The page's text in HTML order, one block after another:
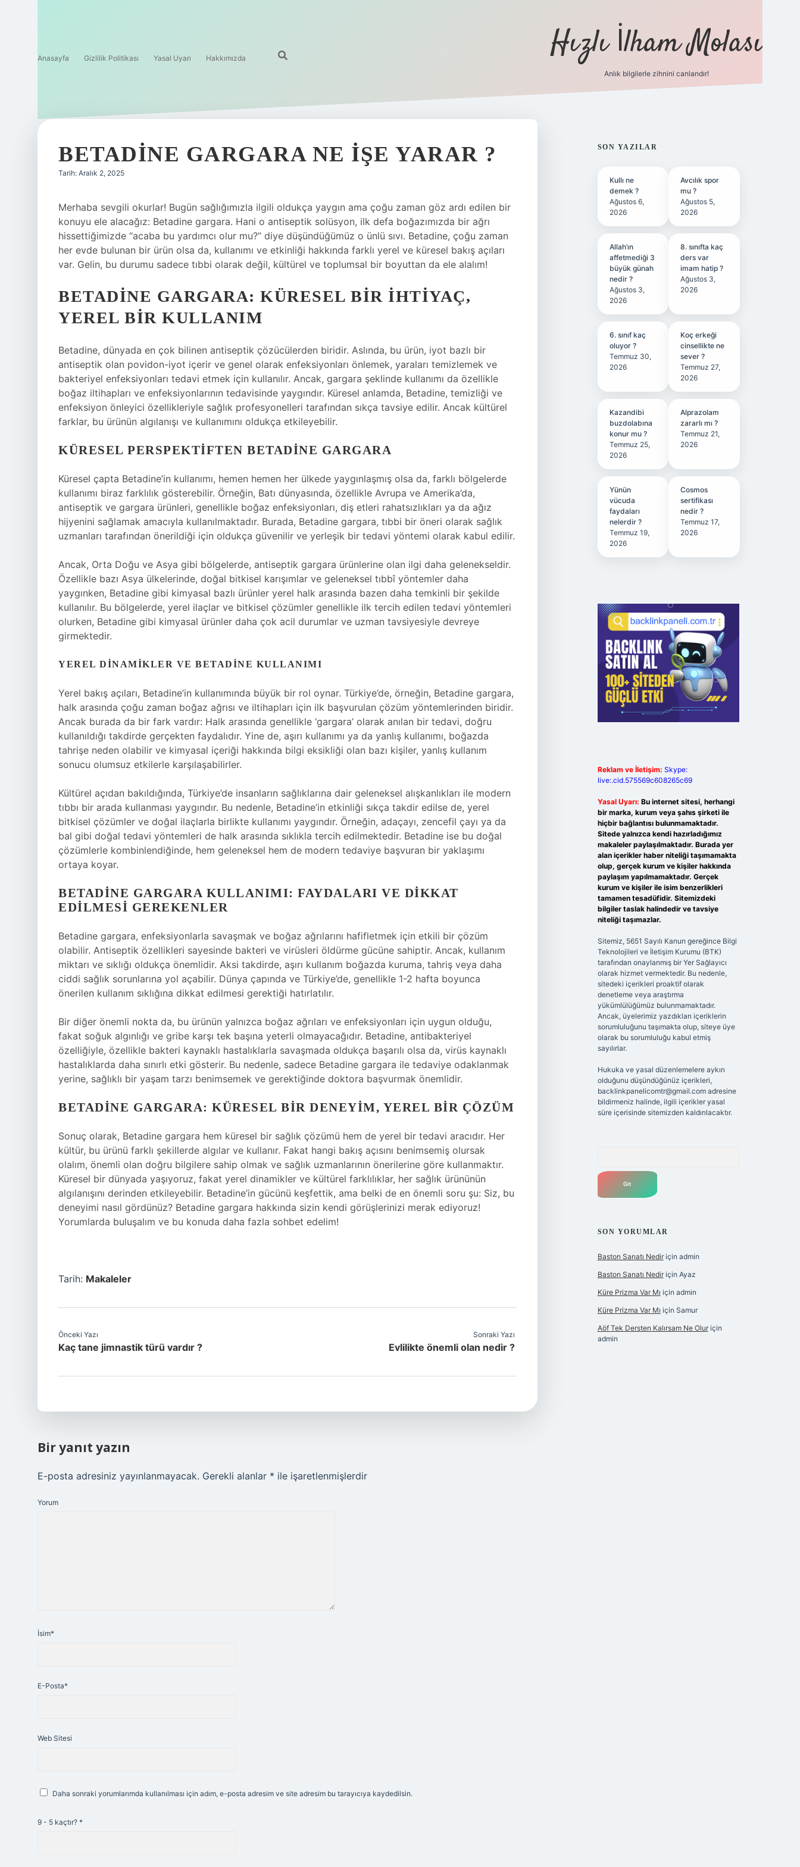
Anasayfa Gizlilik Politikası Yasal Uyarı Hakkımızda Hızlı İlham Molası
Anlık bilgilerle zihnini canlandır!
BETADINE GARGARA NE IŞE YARAR ?
Tarih: Aralık 2, 2025
Merhaba sevgili okurlar! Bugün sağlığımızla ilgili oldukça yaygın ama çoğu zaman göz ardı edilen bir
konuyu ele alacağız: Betadine gargara. Hani o antiseptik solüsyon, ilk defa boğazımızda bir ağrı
hissettiğimizde “acaba bu yardımcı olur mu?” diye düşündüğümüz o ünlü sıvı. Betadine, çoğu zaman
her evde bulunan bir ürün olsa da, kullanımı ve etkinliği hakkında farklı yerel ve küresel bakış açıları
var. Gelin, bu durumu sadece tıbbi olarak değil, kültürel ve toplumsal bir boyuttan da ele alalım!
BETADINE GARGARA: KÜRESEL BIR İHTIYAÇ,
YEREL BIR KULLANIM
Betadine, dünyada en çok bilinen antiseptik çözücülerden biridir. Aslında, bu ürün, iyot bazlı bir
antiseptik olan povidon-iyot içerir ve genel olarak enfeksiyonları önlemek, yaraları temizlemek ve
bakteriyel enfeksiyonları tedavi etmek için kullanılır. Ancak, gargara şeklinde kullanımı da özellikle
boğaz iltihapları ve enfeksiyonlarının tedavisinde yaygındır. Küresel anlamda, Betadine, temizliği ve
enfeksiyon önleyici özellikleriyle sağlık profesyonelleri tarafından sıkça tavsiye edilir. Ancak kültürel
farklar, bu ürünün algılanışı ve kullanımını oldukça etkileyebilir.
KÜRESEL PERSPEKTIFTEN BETADINE GARGARA
Küresel çapta Betadine’in kullanımı, hemen hemen her ülkede yaygınlaşmış olsa da, farklı bölgelerde
kullanımı biraz farklılık gösterebilir. Örneğin, Batı dünyasında, özellikle Avrupa ve Amerika’da,
antiseptik ve gargara ürünleri, genellikle boğaz enfeksiyonları, diş etleri rahatsızlıkları ya da ağız
hijyenini sağlamak amacıyla kullanılmaktadır. Burada, Betadine gargara, tıbbi bir öneri olarak sağlık
uzmanları tarafından önerildiği için oldukça güvenilir ve yerleşik bir tedavi yöntemi olarak kabul edilir.
Ancak, Orta Doğu ve Asya gibi bölgelerde, antiseptik gargara ürünlerine olan ilgi daha gelenekseldir.
Özellikle bazı Asya ülkelerinde, doğal bitkisel karışımlar ve geleneksel tıbbî yöntemler daha
yaygınken, Betadine gibi kimyasal bazlı ürünler yerel halk arasında bazen daha temkinli bir şekilde
kullanılır. Bu bölgelerde, yerel ilaçlar ve bitkisel çözümler genellikle ilk tercih edilen tedavi yöntemleri
olurken, Betadine gibi kimyasal ürünler daha çok acil durumlar ve uzman tavsiyesiyle devreye
girmektedir.
YEREL DINAMIKLER VE BETADINE KULLANIMI
Yerel bakış açıları, Betadine’in kullanımında büyük bir rol oynar. Türkiye’de, örneğin, Betadine gargara,
halk arasında çoğu zaman boğaz ağrısı ve iltihapları için ilk başvurulan çözüm yöntemlerinden biridir.
Ancak burada da bir fark vardır: Halk arasında genellikle ‘gargara’ olarak anılan bir tedavi, doğru
kullanıldığı takdirde gerçekten faydalıdır. Yine de, aşırı kullanımı ya da yanlış kullanımı, boğazda
tahrişe neden olabilir ve kimyasal içeriği hakkında bilgi eksikliği olan bazı kişiler, yanlış kullanım
sonucu olumsuz etkilerle karşılaşabilirler.
Kültürel açıdan bakıldığında, Türkiye’de insanların sağlıklarına dair geleneksel alışkanlıkları ile modern
tıbbı bir arada kullanması yaygındır. Bu nedenle, Betadine’in etkinliği sıkça takdir edilse de, yerel
bitkisel çözümler ve doğal ilaçlarla birlikte kullanımı yaygındır. Örneğin, adaçayı, zencefil çayı ya da
bal gibi doğal tedavi yöntemleri de halk arasında sıklıkla tercih edilmektedir. Betadine ise bu doğal
çözümlerle kombinlendiğinde, hem geleneksel hem de modern tedaviye başvuran bir yaklaşımı
ortaya koyar.
BETADINE GARGARA KULLANIMI: FAYDALARI VE DIKKAT
EDILMESI GEREKENLER
Betadine gargara, enfeksiyonlarla savaşmak ve boğaz ağrılarını hafifletmek için etkili bir çözüm
olabilir. Antiseptik özellikleri sayesinde bakteri ve virüsleri öldürme gücüne sahiptir. Ancak, kullanım
miktarı ve sıklığı oldukça önemlidir. Aksi takdirde, aşırı kullanım boğazda kuruma, tahriş veya daha
ciddi sağlık sorunlarına yol açabilir. Dünya çapında ve Türkiye’de, genellikle 1-2 hafta boyunca
önerilen kullanım sıklığına dikkat edilmesi gerektiği hatırlatılır.
Bir diğer önemli nokta da, bu ürünün yalnızca boğaz ağrıları ve enfeksiyonları için uygun olduğu,
fakat soğuk algınlığı ve gribe karşı tek başına yeterli olmayacağıdır. Betadine, antibakteriyel
özelliğiyle, özellikle bakteri kaynaklı hastalıklarla savaşmada oldukça başarılı olsa da, virüs kaynaklı
hastalıklarda daha sınırlı etki gösterir. Bu nedenle, sadece Betadine gargara ile tedaviye odaklanmak
yerine, sağlıklı bir yaşam tarzı benimsemek ve gerektiğinde doktora başvurmak önemlidir.
BETADINE GARGARA: KÜRESEL BIR DENEYIM, YEREL BIR ÇÖZÜM
Sonuç olarak, Betadine gargara hem küresel bir sağlık çözümü hem de yerel bir tedavi aracıdır. Her
kültür, bu ürünü farklı şekillerde algılar ve kullanır. Fakat hangi bakış açısını benimsemiş olursak
olalım, önemli olan doğru bilgilere sahip olmak ve sağlık uzmanlarının önerilerine göre kullanmaktır.
Küresel bir dünyada yaşıyoruz, fakat yerel dinamikler ve kültürel farklılıklar, her sağlık ürününün
algılanışını derinden etkileyebilir. Betadine’in gücünü keşfettik, ama belki de en önemli soru şu: Siz, bu
deneyimi nasıl gördünüz? Betadine gargara hakkında sizin kendi görüşlerinizi merak ediyoruz!
Yorumlarda buluşalım ve bu konuda daha fazla sohbet edelim!
Tarih: Makaleler
Önceki Yazı
Kaç tane jimnastik türü vardır ?
Sonraki Yazı
Evlilikte önemli olan nedir ?
Bir yanıt yazın
E-posta adresiniz yayınlanmayacak. Gerekli alanlar * ile işaretlenmişlerdir
Yorum
İsim*
E-Posta*
Web Sitesi
Daha sonraki yorumlarımda kullanılması için adım, e-posta adresim ve site adresim bu tarayıcıya kaydedilsin.
9 - 5 kaçtır? *
SIDEBAR
SON YAZILAR
Kullı ne
demek ?
Ağustos 6,
2026
Avcılık spor
mu ?
Ağustos 5,
2026
Allah’ın
affetmediği 3
büyük günah
nedir ?
Ağustos 3,
2026
8. sınıfta kaç
ders var
imam hatip ?
Ağustos 3,
2026
6. sınıf kaç
oluyor ?
Temmuz 30,
2026
Koç erkeği
cinsellikte ne
sever ?
Temmuz 27,
2026
Kazandibi
buzdolabına
konur mu ?
Temmuz 25,
2026
Alprazolam
zararlı mı ?
Temmuz 21,
2026
Yünün
vücuda
faydaları
nelerdir ?
Temmuz 19,
2026
Cosmos
sertifikası
nedir ?
Temmuz 17,
2026
Reklam ve İletişim: Skype:
live:.cid.575569c608265c69
Yasal Uyarı: Bu internet sitesi, herhangi
bir marka, kurum veya şahıs şirketi ile
hiçbir bağlantısı bulunmamaktadır.
Sitede yalnızca kendi hazırladığımız
makaleler paylaşılmaktadır. Burada yer
alan içerikler haber niteliği taşımamakta
olup, gerçek kurum ve kişiler hakkında
paylaşım yapılmamaktadır. Gerçek
kurum ve kişiler ile isim benzerlikleri
tamamen tesadüfidir. Sitemizdeki
bilgiler taslak halindedir ve tavsiye
niteliği taşımazlar.
Sitemiz, 5651 Sayılı Kanun gereğince Bilgi
Teknolojileri ve İletişim Kurumu (BTK)
tarafından onaylanmış bir Yer Sağlayıcı
olarak hizmet vermektedir. Bu nedenle,
sitedeki içerikleri proaktif olarak
denetleme veya araştırma
yükümlülüğümüz bulunmamaktadır.
Ancak, üyelerimiz yazdıkları içeriklerin
sorumluluğunu taşımakta olup, siteye üye
olarak bu sorumluluğu kabul etmiş
sayılırlar.
Hukuka ve yasal düzenlemelere aykırı
olduğunu düşündüğünüz içerikleri,
backlinkpanelicomtr@gmail.comadresine
bildirmeniz halinde, ilgili içerikler yasal
süre içerisinde sitemizden kaldırılacaktır.
SON YORUMLAR
Baston Sanatı Nediriçin admin
Baston Sanatı Nediriçin Ayaz
Küre Prizma Var Mı için admin
Küre Prizma Var Mı için Samur
Aöf Tek Dersten Kalırsam Ne Oluriçin
admin